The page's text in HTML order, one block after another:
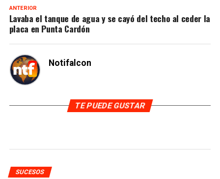
ANTERIOR
Lavaba el tanque de agua y se cayó del techo al ceder la
placa en Punta Cardón
Notifalcon
TE PUEDE GUSTAR
SUCESOS